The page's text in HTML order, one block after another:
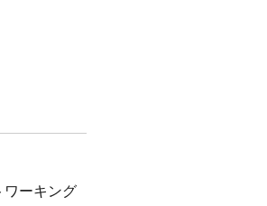
ワーキング